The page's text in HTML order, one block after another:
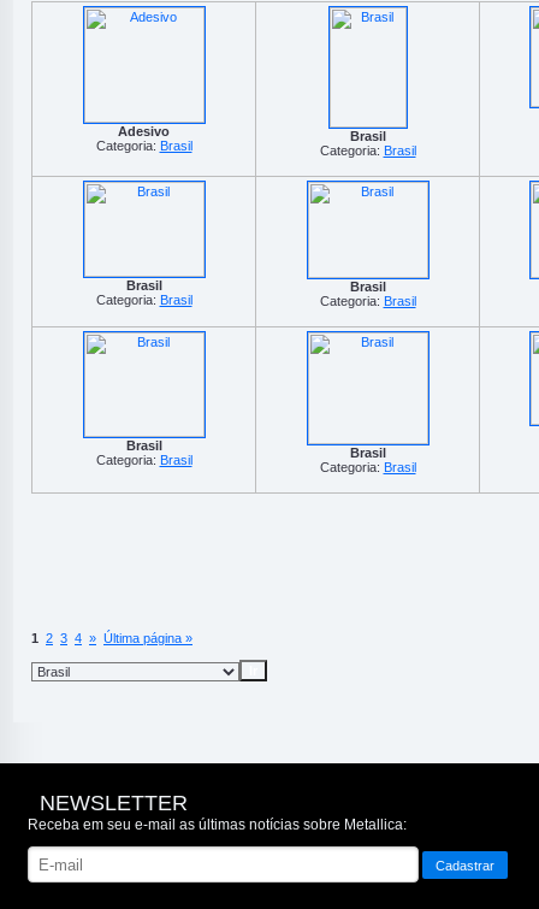
Adesivo
Categoria: Brasil
Brasil
Categoria: Brasil
Brasil
Categoria: Brasil
Brasil
Categoria: Brasil
Brasil
Categoria: Brasil
Brasil
Categoria: Brasil
1 2 3 4 » Última página »
NEWSLETTER
Receba em seu e-mail as últimas notícias sobre Metallica: